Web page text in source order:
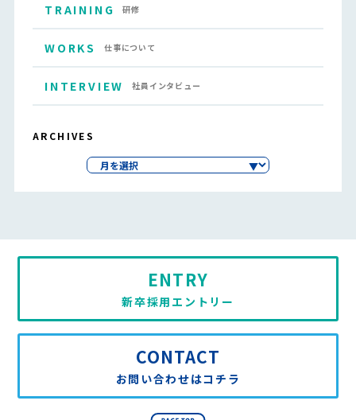
TRAINING 研修
WORKS 仕事について
INTERVIEW 社員インタビュー
ARCHIVES
CONTACT
お問い合わせはコチラ
ENTRY
新卒採用エントリー